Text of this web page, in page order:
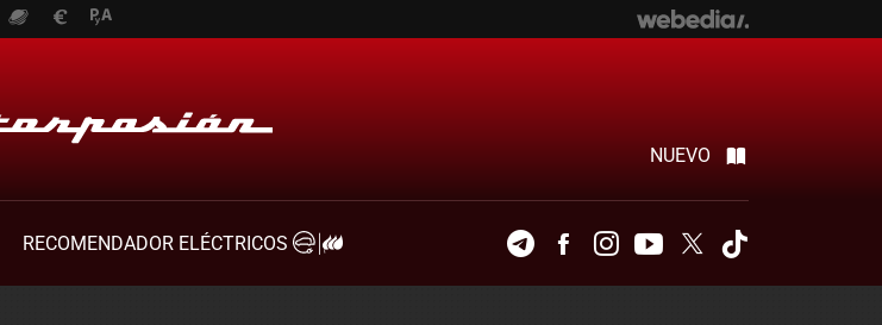
NUEVO
RECOMENDADOR ELÉCTRICOS
TelegramFacebookInstagramYoutubeTwitter